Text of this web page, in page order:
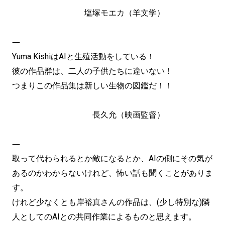
塩塚モエカ（羊文学）
―
Yuma KishiはAIと生殖活動をしている！
彼の作品群は、二人の子供たちに違いない！
つまりこの作品集は新しい生物の図鑑だ！！
長久允（映画監督）
―
取って代わられるとか敵になるとか、AIの側にその気が
あるのかわからないけれど、怖い話も聞くことがありま
す。
けれど少なくとも岸裕真さんの作品は、(少し特別な)隣
人としてのAIとの共同作業によるものと思えます。